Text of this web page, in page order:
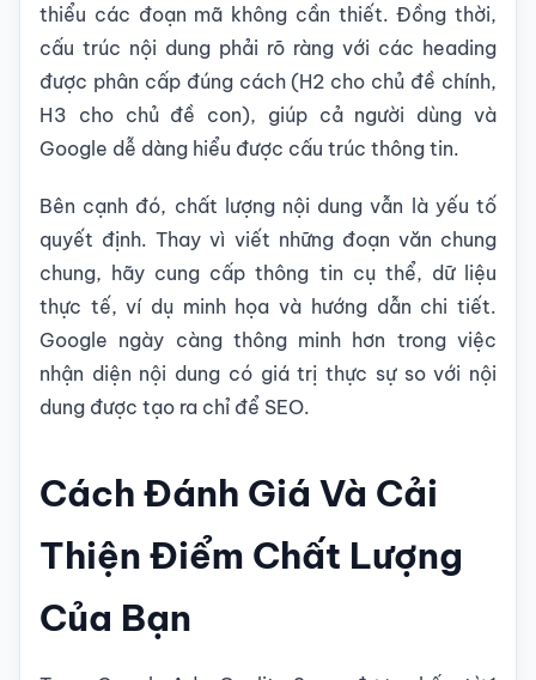
thiểu các đoạn mã không cần thiết. Đồng thời,
cấu trúc nội dung phải rõ ràng với các heading
được phân cấp đúng cách (H2 cho chủ đề chính,
H3 cho chủ đề con), giúp cả người dùng và
Google dễ dàng hiểu được cấu trúc thông tin.
Bên cạnh đó, chất lượng nội dung vẫn là yếu tố
quyết định. Thay vì viết những đoạn văn chung
chung, hãy cung cấp thông tin cụ thể, dữ liệu
thực tế, ví dụ minh họa và hướng dẫn chi tiết.
Google ngày càng thông minh hơn trong việc
nhận diện nội dung có giá trị thực sự so với nội
dung được tạo ra chỉ để SEO.
Cách Đánh Giá Và Cải
Thiện Điểm Chất Lượng
Của Bạn